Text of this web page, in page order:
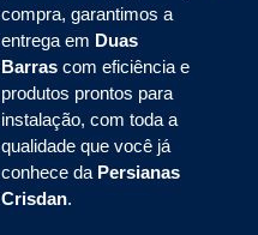
compra, garantimos a
entrega em Duas
Barras com eficiência e
produtos prontos para
instalação, com toda a
qualidade que você já
conhece da Persianas
Crisdan.